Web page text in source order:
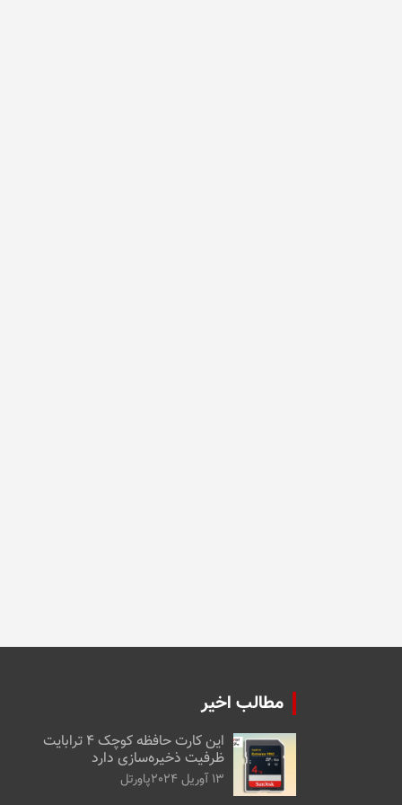
مطالب اخیر
این کارت حافظه کوچک ۴ ترابایت
ظرفیت ذخیره‌سازی دارد
13 آوریل 2024 پاورتل